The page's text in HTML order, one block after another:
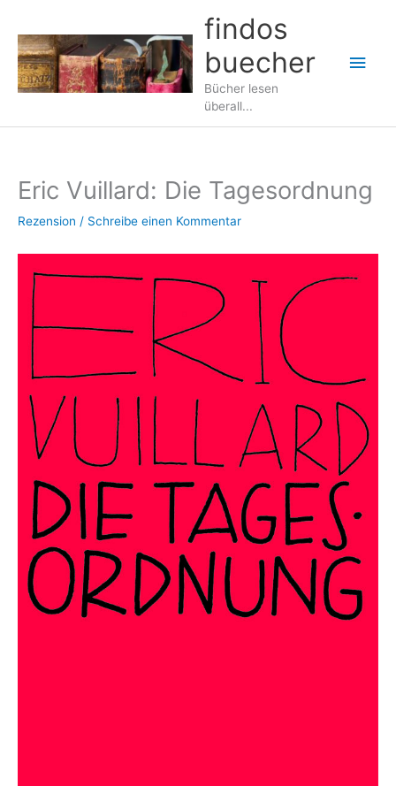
Inhalt
springen
findos
buecher
Bücher lesen
überall...
Eric Vuillard: Die Tagesordnung
Rezension / Schreibe einen Kommentar